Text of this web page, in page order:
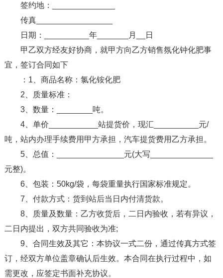
签约地：______________
传真_________________
日期：__________年_______月__日
甲乙双方经友好协商，就甲方向乙方销售氛化钟化肥事
宜，签订合同如下
：1、商品名称：氯化铵化肥
2、质量标准：
3、数量：________吨。
4、单价___________站提货价，现汇__________元/
吨，站内办理手续费用甲方承担，汽车提货费用乙方承担。
5、总值：_______________元(大写______________
元整)。
6、包装：50kg/袋，每袋重量执行国家标准规定。
7、付款方式：货到站后当日内付清货款。
8、质量及数量：乙方收货后，二日内验收，若有异议，
二日内提出，双方共同验收为准;
9、合同生效及其它：本协议一式二份，通过传真方式签
订，经双方单位盖章确认后生效。本合同在执行过程中，如
需更改，应签定书面补充协议。